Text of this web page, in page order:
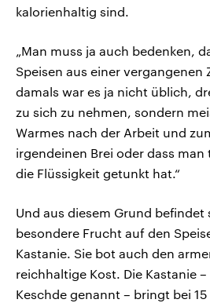
kalorienhaltig sind.
„Man muss ja auch bedenken,
Speisen aus einer vergangenen
damals war es ja nicht üblich,
zu sich zu nehmen, sondern
Warmes nach der Arbeit und
irgendeinen Brei oder dass
die Flüssigkeit getunkt hat.“
Und aus diesem Grund befindet
besondere Frucht auf den
Kastanie. Sie bot auch den
reichhaltige Kost. Die Kastanie
Keschde genannt – bringt bei